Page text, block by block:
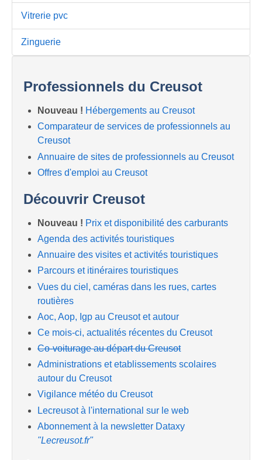
Vitrerie pvc
Zinguerie
Professionnels du Creusot
Nouveau ! Hébergements au Creusot
Comparateur de services de professionnels au
Creusot
Annuaire de sites de professionnels au Creusot
Offres d'emploi au Creusot
Découvrir Creusot
Nouveau ! Prix et disponibilité des carburants
Agenda des activités touristiques
Annuaire des visites et activités touristiques
Parcours et itinéraires touristiques
Vues du ciel, caméras dans les rues, cartes
routières
Aoc, Aop, Igp au Creusot et autour
Ce mois-ci, actualités récentes du Creusot
Co-voiturage au départ du Creusot
Administrations et etablissements scolaires
autour du Creusot
Vigilance météo du Creusot
Lecreusot à l'international sur le web
Abonnement à la newsletter Dataxy
"Lecreusot.fr"